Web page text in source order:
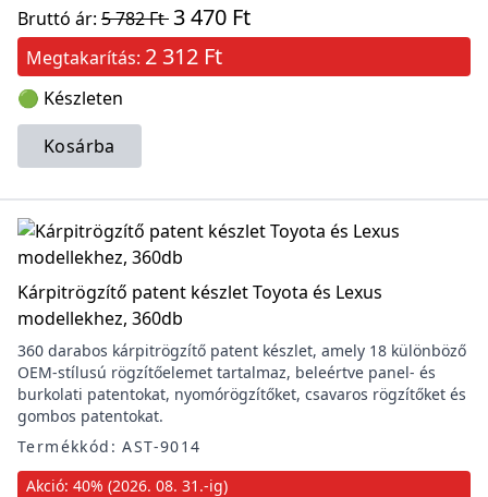
Bruttó ár: 5 782 Ft3 470 Ft
Megtakarítás: 2 312 Ft
🟢 Készleten
Kosárba
Kárpitrögzítő patent készlet Toyota és Lexus
modellekhez, 360db
360 darabos kárpitrögzítő patent készlet, amely 18 különböző
OEM-stílusú rögzítőelemet tartalmaz, beleértve panel- és
burkolati patentokat, nyomórögzítőket, csavaros rögzítőket és
gombos patentokat.
Termékkód: AST-9014
Akció: 40% (2026. 08. 31.-ig)